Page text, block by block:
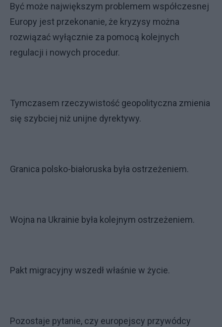
Być może największym problemem współczesnej
Europy jest przekonanie, że kryzysy można
rozwiązać wyłącznie za pomocą kolejnych
regulacji i nowych procedur.
Tymczasem rzeczywistość geopolityczna zmienia
się szybciej niż unijne dyrektywy.
Granica polsko-białoruska była ostrzeżeniem.
Wojna na Ukrainie była kolejnym ostrzeżeniem.
Pakt migracyjny wszedł właśnie w życie.
Pozostaje pytanie, czy europejscy przywódcy